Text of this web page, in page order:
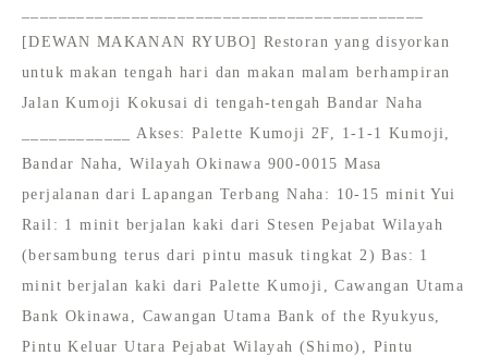
[DEWAN MAKANAN RYUBO] Restoran yang disyorkan
untuk makan tengah hari dan makan malam berhampiran
Jalan Kumoji Kokusai di tengah-tengah Bandar Naha
____________ Akses: Palette Kumoji 2F, 1-1-1 Kumoji,
Bandar Naha, Wilayah Okinawa 900-0015 Masa
perjalanan dari Lapangan Terbang Naha: 10-15 minit Yui
Rail: 1 minit berjalan kaki dari Stesen Pejabat Wilayah
(bersambung terus dari pintu masuk tingkat 2) Bas: 1
minit berjalan kaki dari Palette Kumoji, Cawangan Utama
Bank Okinawa, Cawangan Utama Bank of the Ryukyus,
Pintu Keluar Utara Pejabat Wilayah (Shimo), Pintu